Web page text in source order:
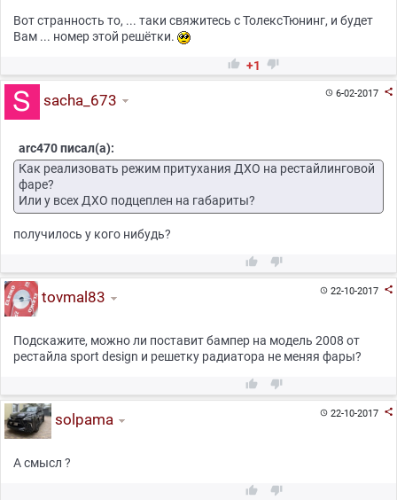
Вот странность то, ... таки свяжитесь с ТолексТюнинг, и будет
Вам ... номер этой решётки.
 +1 
6-02-2017 
sacha_673
arc470 писал(а):
Как реализовать режим притухания ДХО на рестайлинговой
фаре?
Или у всех ДХО подцеплен на габариты?
получилось у кого нибудь?
 
22-10-2017 
tovmal83
Подскажите, можно ли поставит бампер на модель 2008 от
рестайла sport design и решетку радиатора не меняя фары?
 
22-10-2017 
solpama
А смысл ?
 